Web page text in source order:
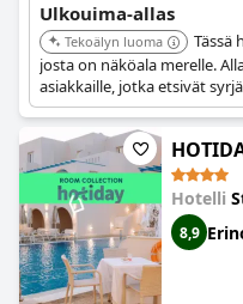
Ulkouima-allas
Tekoälyn luoma
Tässä
josta on näköala merelle.
asiakkaille, jotka etsivät
Hotelli
8,9